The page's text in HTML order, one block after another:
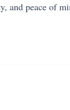
and peace of